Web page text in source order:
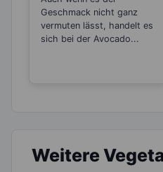
Gemüsesorten?
Geschmack nicht ganz
vermuten lässt, handelt es
sich bei der Avocado...
Weitere